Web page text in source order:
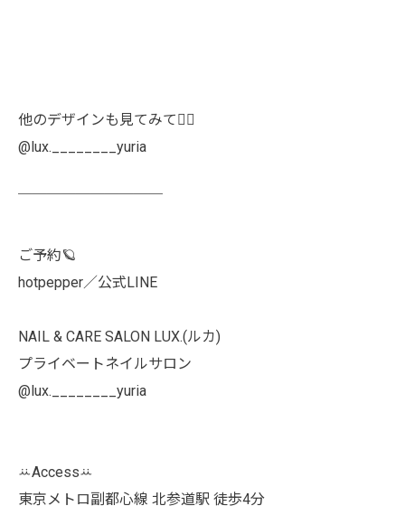
他のデザインも見てみて👯‍♀️
@lux.________yuria
ご予約🪐
hotpepper／公式LINE
NAIL & CARE SALON LUX.(ルカ)
プライベートネイルサロン
@lux.________yuria
ꕁAccessꕁ
東京メトロ副都心線 北参道駅 徒歩4分